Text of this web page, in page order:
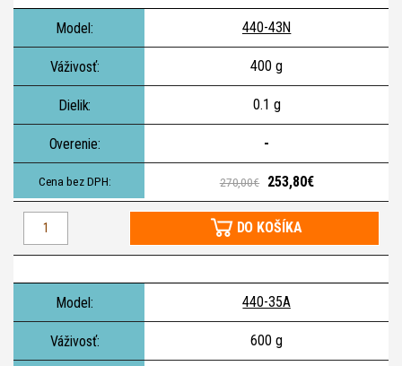
440-43N
400 g
0.1 g
-
270,00€ 253,80€
DO KOŠÍKA
440-35A
600 g